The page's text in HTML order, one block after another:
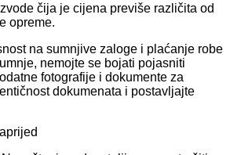
čija je cijena previše različita od
opreme.
na sumnjive zaloge i plaćanje robe
nemojte se bojati pojasniti
fotografije i dokumente za
dokumenata i postavljajte